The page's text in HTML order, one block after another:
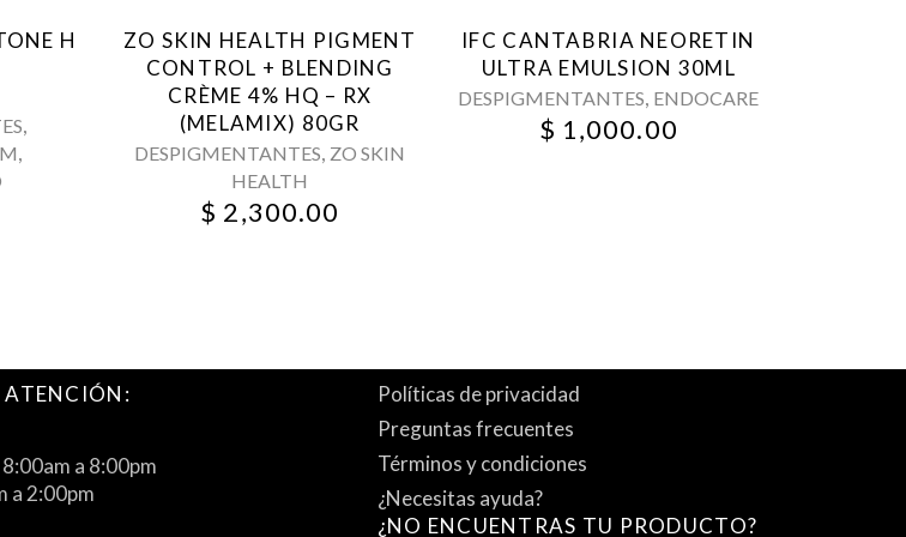
H
,
,
ZO SKIN HEALTH PIGMENT
CONTROL + BLENDING
CRÈME 4% HQ – RX
(MELAMIX) 80GR
DESPIGMENTANTES, ZO SKIN
HEALTH
$ 2,300.00
IFC CANTABRIA NEORETIN
ULTRA EMULSION 30ML
DESPIGMENTANTES, ENDOCARE
$ 1,000.00
ATENCIÓN:
a 8:00pm
a 2:00pm
Políticas de privacidad
Preguntas frecuentes
Términos y condiciones
¿Necesitas ayuda?
¿NO ENCUENTRAS TU PRODUCTO?